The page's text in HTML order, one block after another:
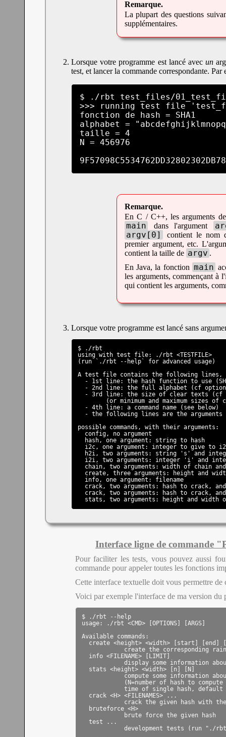
La plupart des questions
supplémentaires.
Lorsque votre programme est lancé avecun
test, et lancer la commande correspondante. Par
$ ./rbt test_files/
>>> running test file
fonction de hash = SHA1
alphabet =
taille = 4
N = 456976
En C / C++, les arguments
main dans l'argument
argv[0]
contient le nom
premier argument, etc.
contient la taille de argv .
En Java, la fonction main
les arguments, commençant à
qui contient les arguments,
Lorsque votre programme est lancé sans
$ ./rbt
using with test file: ./rbt <TESTFILE>
(run `./rbt --help` for advanced usage)
A test file contains the following lines,
- 1st line: the hash function to use
- 2nd line: the full alphabet (cf
- 3rd line: the size of clear texts (cf
(or minimum and maximum sizes of
  - 4th line: a command name (see below)
- the following lines are the
possible commands, with their arguments:
  config, no argument
  hash, one argument: string to hash
i2c, one argument: integer to give to
h2i, two arguments: string 's' and
i2i, two arguments: integer 'i' and
chain, two arguments: width of chain
create, three arguments: height and
  info, one argument: filename
crack, two arguments: hash to crack,
crack, two arguments: hash to crack,
stats, two arguments: height and width
Interface ligne de commande
Pour faciliter les tests, vous pouvez aussi
commande pour appeler toutes les fonctions
Cette interface textuelle doit vous permettre
Voici par exemple l'interface de ma version du
$ ./rbt --help
usage: ./rbt <CMD> [OPTIONS] [ARGS]
Available commands:
create <height> <width> [start] [end]
create the corresponding
  info <FILENAME> [LIMIT]
display some information
  stats <height> <width> [n] [N]
compute some information
(N=number of hash to compute
time of single hash, default
  crack <H> <FILENAMES> ...
crack the given hash with
  bruteforce <H>
            brute force the given hash
  test ...
development tests (run "./